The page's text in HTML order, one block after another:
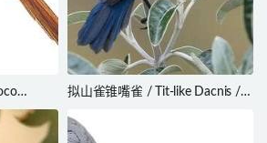
拟山雀锥嘴雀 / Tit-like Dacnis /